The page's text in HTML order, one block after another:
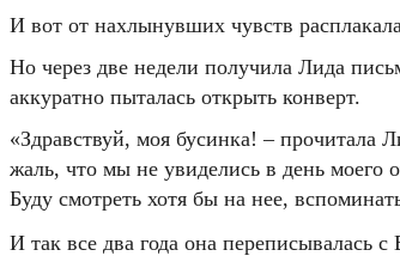
И вот от нахлынувших чувств
Но через две недели получила Лида
аккуратно пыталась открыть конверт.
«Здравствуй, моя бусинка! – прочитала
жаль, что мы не увиделись в день моего
Буду смотреть хотя бы на нее,
И так все два года она переписывалась